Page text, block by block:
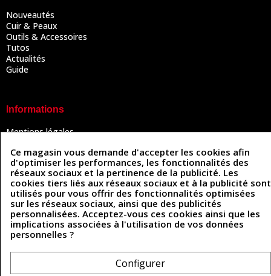
Nouveautés
Cuir & Peaux
Outils & Accessoires
Tutos
Actualités
Guide
Informations
Mentions légales
Politique de confidentialité
Politique des cookies
Contactez-nous
Coordonnées
493 Chemin de Catougnac
contact@cuirenstock.com
Ce magasin vous demande d'accepter les cookies afin
d'optimiser les performances, les fonctionnalités des
réseaux sociaux et la pertinence de la publicité. Les
cookies tiers liés aux réseaux sociaux et à la publicité sont
utilisés pour vous offrir des fonctionnalités optimisées
sur les réseaux sociaux, ainsi que des publicités
personnalisées. Acceptez-vous ces cookies ainsi que les
implications associées à l'utilisation de vos données
personnelles ?
Configurer